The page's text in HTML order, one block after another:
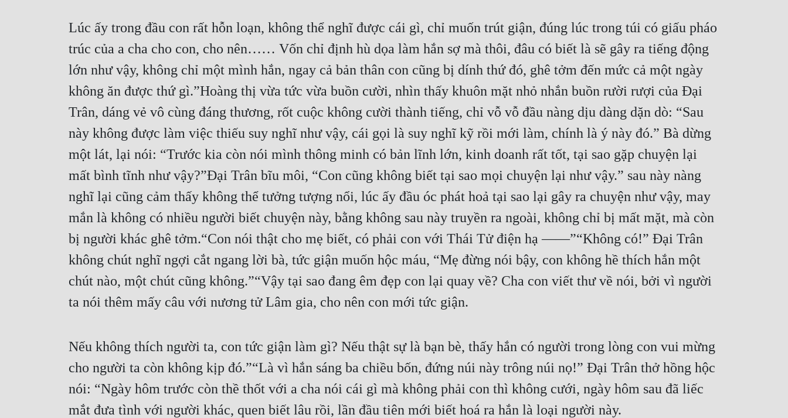
Lúc ấy trong đầu con rất hỗn loạn, không thể nghĩ được cái gì, chỉ muốn trút giận, đúng lúc trong túi có giấu pháo
trúc của a cha cho con, cho nên…… Vốn chỉ định hù dọa làm hắn sợ mà thôi, đâu có biết là sẽ gây ra tiếng động
lớn như vậy, không chỉ một mình hắn, ngay cả bản thân con cũng bị dính thứ đó, ghê tởm đến mức cả một ngày
không ăn được thứ gì.”Hoàng thị vừa tức vừa buồn cười, nhìn thấy khuôn mặt nhỏ nhắn buồn rười rượi của Đại
Trân, dáng vẻ vô cùng đáng thương, rốt cuộc không cười thành tiếng, chỉ vỗ vỗ đầu nàng dịu dàng dặn dò: “Sau
này không được làm việc thiếu suy nghĩ như vậy, cái gọi là suy nghĩ kỹ rồi mới làm, chính là ý này đó.” Bà dừng
một lát, lại nói: “Trước kia còn nói mình thông minh có bản lĩnh lớn, kinh doanh rất tốt, tại sao gặp chuyện lại
mất bình tĩnh như vậy?”Đại Trân bĩu môi, “Con cũng không biết tại sao mọi chuyện lại như vậy.” sau này nàng
nghĩ lại cũng cảm thấy không thể tưởng tượng nổi, lúc ấy đầu óc phát hoả tại sao lại gây ra chuyện như vậy, may
mắn là không có nhiều người biết chuyện này, bằng không sau này truyền ra ngoài, không chỉ bị mất mặt, mà còn
bị người khác ghê tởm.“Con nói thật cho mẹ biết, có phải con với Thái Tử điện hạ ——”“Không có!” Đại Trân
không chút nghĩ ngợi cắt ngang lời bà, tức giận muốn hộc máu, “Mẹ đừng nói bậy, con không hề thích hắn một
chút nào, một chút cũng không.”“Vậy tại sao đang êm đẹp con lại quay về? Cha con viết thư về nói, bởi vì người
ta nói thêm mấy câu với nương tử Lâm gia, cho nên con mới tức giận.
Nếu không thích người ta, con tức giận làm gì? Nếu thật sự là bạn bè, thấy hắn có người trong lòng con vui mừng
cho người ta còn không kịp đó.”“Là vì hắn sáng ba chiều bốn, đứng núi này trông núi nọ!” Đại Trân thở hồng hộc
nói: “Ngày hôm trước còn thề thốt với a cha nói cái gì mà không phải con thì không cưới, ngày hôm sau đã liếc
mắt đưa tình với người khác, quen biết lâu rồi, lần đầu tiên mới biết hoá ra hắn là loại người này.